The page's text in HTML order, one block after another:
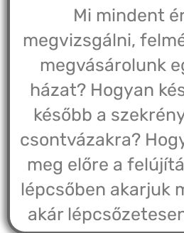
Mi mindent
megvizsgálni,
megvásárolunk
házat? Hogyan
később a
csontvázakra?
meg előre a
lépcsőben akarjuk
akár